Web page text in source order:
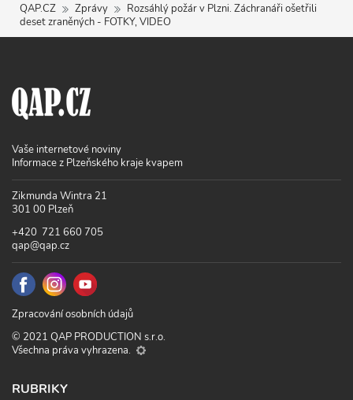
QAP.CZ Zprávy
Rozsáhlý požár v Plzni. Záchranáři ošetřili
deset zraněných - FOTKY, VIDEO
Vaše internetové noviny
Informace z Plzeňského kraje kvapem
Zikmunda Wintra 21
301 00 Plzeň
+420 721 660 705
qap@qap.cz
Zpracování osobních údajů
© 2021 QAP PRODUCTION s.r.o.
Všechna práva vyhrazena.
RUBRIKY